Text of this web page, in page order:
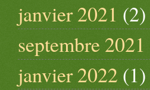
janvier 2021 (2)
septembre 2021
janvier 2022 (1)